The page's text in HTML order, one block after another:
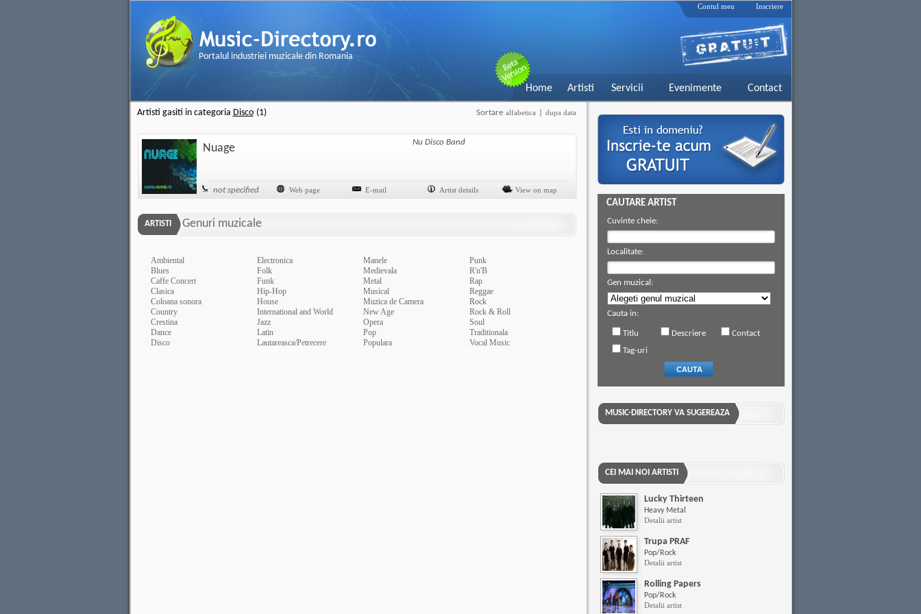
Contul meu Inscriere
Portalul industriei muzicale din Romania
Home Artisti Servicii Evenimente Contact
Artisti gasiti in categoria Disco (1) Sortare alfabetica dupa data
Nuage Nu Disco Band
not specified Web page E-mail Artist details View on map
ARTISTI Genuri muzicale
Ambiental Electronica Manele
Punk
Blues
Folk Medievala
R'n'B
Caffe Concert
Funk Metal
Rap
Clasica
Hip-Hop Musical
Reggae
Coloana sonora
House Muzica de Camera
Rock
Country
International and World New Age
Rock & Roll
Crestina
Jazz Opera
Soul
Dance
Latin Pop
Traditionala
Disco
Lautareasca/Petrecere Populara Vocal Music
CAUTARE ARTIST
Cuvinte cheie:
Localitate:
Gen muzical:
Cauta in:
Titlu Descriere
Contact
Tag-uri
CAUTA
MUSIC-DIRECTORY VA SUGEREAZA
CEI MAI NOI ARTISTI
Lucky Thirteen
Heavy Metal
Detalii artist
Trupa PRAF
Pop/Rock
Detalii artist
Rolling Papers
Pop/Rock
Detalii artist